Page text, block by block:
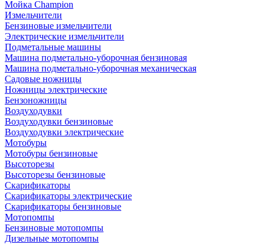
Мойка Champion
Измельчители
Бензиновые измельчители
Электрические измельчители
Подметальные машины
Машина подметально-уборочная бензиновая
Машина подметально-уборочная механическая
Садовые ножницы
Ножницы электрические
Бензоножницы
Воздуходувки
Воздуходувки бензиновые
Воздуходувки электрические
Мотобуры
Мотобуры бензиновые
Высоторезы
Высоторезы бензиновые
Скарификаторы
Скарификаторы электрические
Скарификаторы бензиновые
Мотопомпы
Бензиновые мотопомпы
Дизельные мотопомпы